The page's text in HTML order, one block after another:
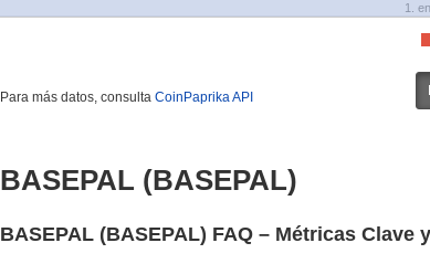
1.
Para más datos, consulta CoinPaprika API
BASEPAL (BASEPAL)
BASEPAL (BASEPAL) FAQ – Métricas Clave